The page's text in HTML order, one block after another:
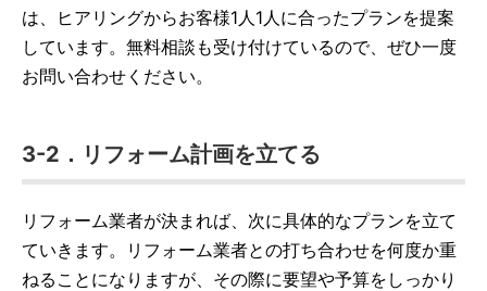
は、ヒアリングからお客様1人1人に合ったプランを提案
しています。無料相談も受け付けているので、ぜひ一度
お問い合わせください。
3-2．リフォーム計画を立てる
リフォーム業者が決まれば、次に具体的なプランを立て
ていきます。リフォーム業者との打ち合わせを何度か重
ねることになりますが、その際に要望や予算をしっかり